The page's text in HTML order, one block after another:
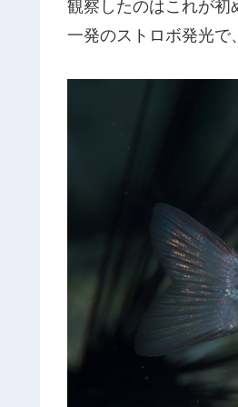
観察したのはこれが初
一発のストロボ発光で